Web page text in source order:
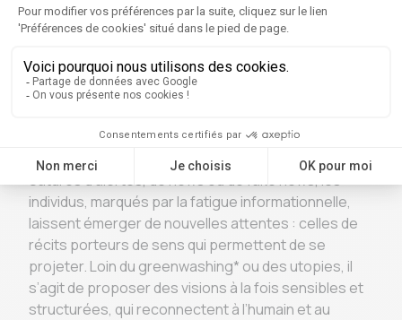
Business Review, 2023), l’imagination devient ainsi
un muscle stratégique : elle alimente les visions de
économiques. Elle ne se limite plus au champ
artistique ou au monde de l’innovation produit : elle
d’engagement citoyen et les récits collectifs.
→ Reconnecter par le récit
Saturés d’alertes, de news ou de fake news, les
individus, marqués par la fatigue informationnelle,
laissent émerger de nouvelles attentes : celles de
récits porteurs de sens qui permettent de se
projeter. Loin du greenwashing* ou des utopies, il
s’agit de proposer des visions à la fois sensibles et
structurées, qui reconnectent à l’humain et au